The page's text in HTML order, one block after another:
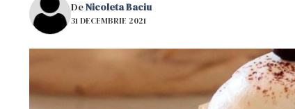
DeNicoleta Baciu
31 DECEMBRIE 2021